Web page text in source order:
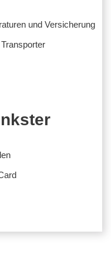
und Versicherung